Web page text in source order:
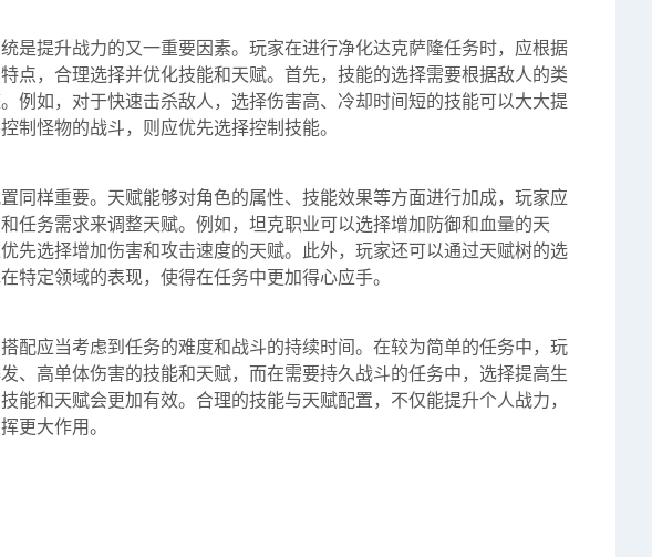
是提升战力的又一重要因素。玩家在进行净化达克萨隆任务时，应根据
点，合理选择并优化技能和天赋。首先，技能的选择需要根据敌人的类
例如，对于快速击杀敌人，选择伤害高、冷却时间短的技能可以大大提
制怪物的战斗，则应优先选择控制技能。
同样重要。天赋能够对角色的属性、技能效果等方面进行加成，玩家应
任务需求来调整天赋。例如，坦克职业可以选择增加防御和血量的天
先选择增加伤害和攻击速度的天赋。此外，玩家还可以通过天赋树的选
特定领域的表现，使得在任务中更加得心应手。
配应当考虑到任务的难度和战斗的持续时间。在较为简单的任务中，玩
、高单体伤害的技能和天赋，而在需要持久战斗的任务中，选择提高生
能和天赋会更加有效。合理的技能与天赋配置，不仅能提升个人战力，
更大作用。